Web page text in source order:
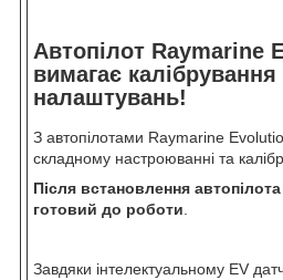
Автопілот Raymarine
вимагає калібрування
налаштувань!
З автопілотами Raymarine
складному настроюванні та
Після встановлення
готовий до роботи
Завдяки інтелектуальному EV